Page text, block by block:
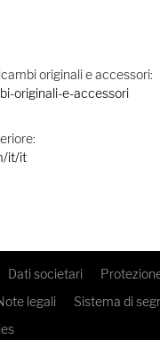
originali e accessori:
originali-e-accessori
it/it
Dati societari
legali
Sistema di